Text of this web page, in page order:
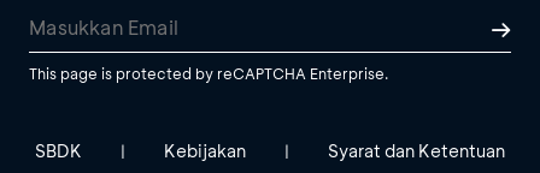
This page is protected by reCAPTCHA Enterprise.
SBDK | Kebijakan | Syarat dan Ketentuan